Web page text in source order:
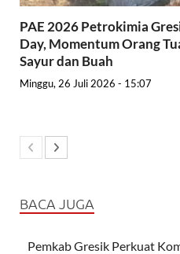
PAE 2026 Petrokimia
Day, Momentum Orang
Sayur dan Buah
Minggu, 26 Juli 2026 - 15:07
BACA JUGA
Pemkab Gresik Perkuat